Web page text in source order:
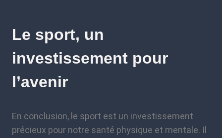
Le sport, un
investissement pour
l’avenir
En conclusion, le sport est un investissement
précieux pour notre santé physique et mentale. Il